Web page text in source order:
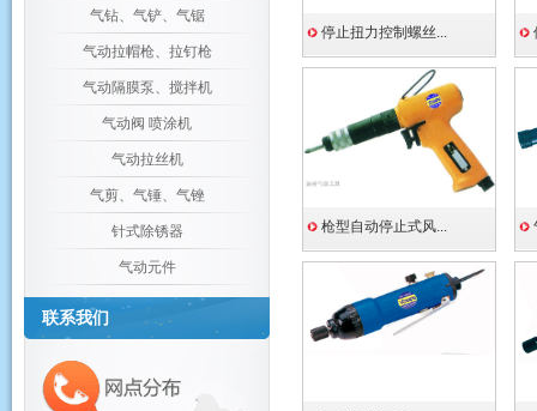
气钻、气铲、气锯
气动拉帽枪、拉钉枪
气动隔膜泵、搅拌机
气动阀 喷涂机
气动拉丝机
气剪、气锤、气锉
针式除锈器
气动元件
联系我们
停止扭力控制螺丝...
枪型自动停止式风...